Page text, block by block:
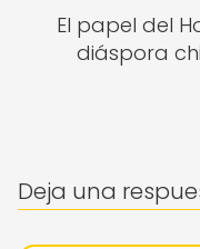
El papel del
diáspora
Deja una